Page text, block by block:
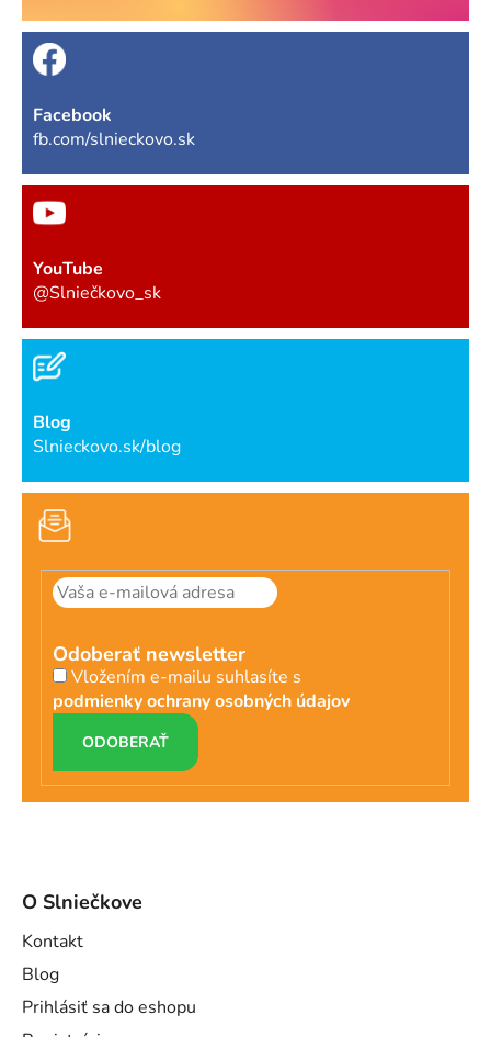
Facebook
fb.com/slnieckovo.sk
YouTube
@Slniečkovo_sk
Blog
Slnieckovo.sk/blog
Odoberať newsletter
Vložením e-mailu suhlasíte s
podmienky ochrany osobných údajov
PRIHLÁSIŤ
SA
O Slniečkove
Kontakt
Blog
Prihlásiť sa do eshopu